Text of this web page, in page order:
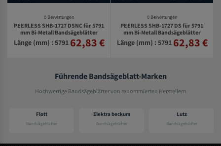
0 Bewertungen
PEERLESS SHB-1727 DSNC für 5791
mm Bi-Metall Bandsägeblätter
Länge (mm) : 5791 62,83 €
0 Bewertungen
PEERLESS SHB-1727 DS für 5791
mm Bi-Metall Bandsägeblätter
Länge (mm) : 5791 62,83 €
Führende Bandsägeblatt-Marken
Hochwertige Bandsägeblätter von renommierten Herstellern
Flott
Bandsägeblätter
Elektra beckum
Bandsägeblätter
Lutz
Bandsägeblätter